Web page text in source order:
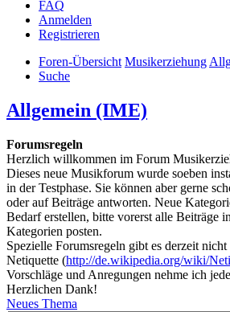
FAQ
Anmelden
Registrieren
Foren-Übersicht Musikerziehung
Suche
Allgemein (IME)
Forumsregeln
Herzlich willkommen im Forum
Dieses neue Musikforum wurde soeben
in der Testphase. Sie können aber gerne
oder auf Beiträge antworten. Neue
Bedarf erstellen, bitte vorerst alle Beiträge
Kategorien posten.
Spezielle Forumsregeln gibt es derzeit
Netiquette (http://de.wikipedia.org/wiki/
Vorschläge und Anregungen nehme ich
Herzlichen Dank!
Neues Thema